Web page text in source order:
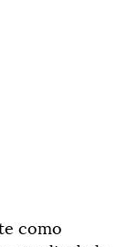
como